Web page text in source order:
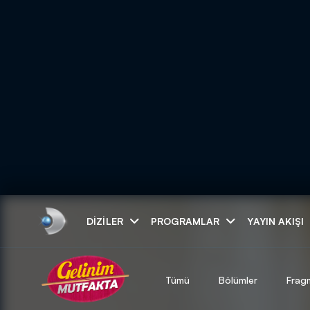
DIZILER PROGRAMLAR YAYIN AKIŞI
Tümü Bölümler